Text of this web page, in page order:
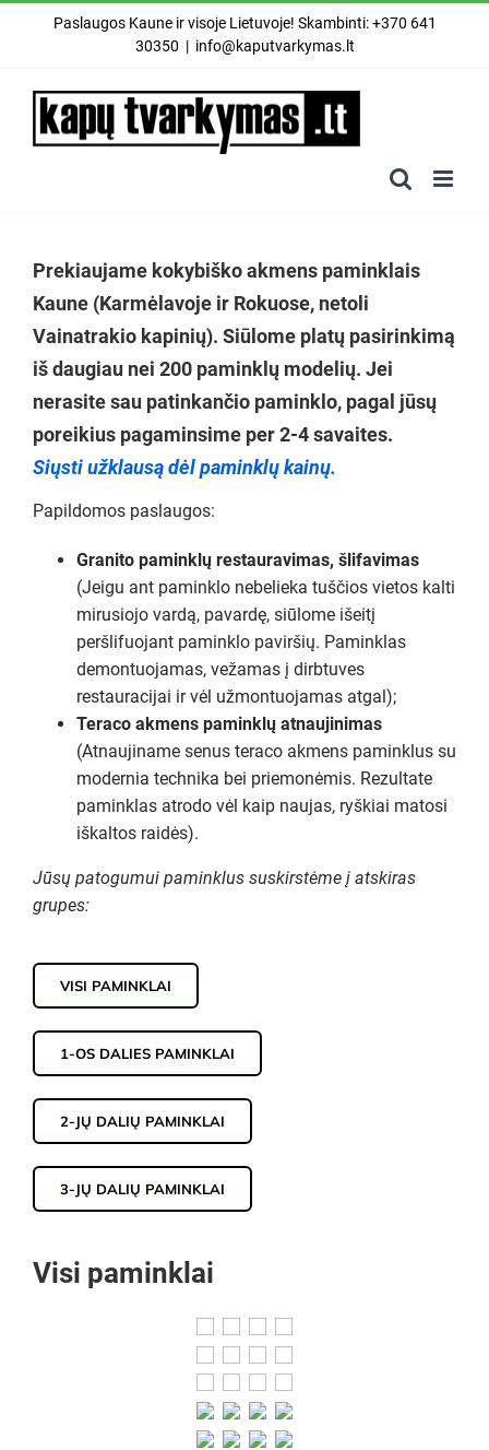
Paslaugos Kaune ir visoje Lietuvoje! Skambinti: +370 641
30350 | info@kaputvarkymas.lt
Prekiaujame kokybiško akmens paminklais
Kaune (Karmėlavoje ir Rokuose, netoli
Vainatrakio kapinių). Siūlome platų pasirinkimą
iš daugiau nei 200 paminklų modelių. Jei
nerasite sau patinkančio paminklo, pagal jūsų
poreikius pagaminsime per 2-4 savaites.
Siųsti užklausą dėl paminklų kainų.
Papildomos paslaugos:
Granito paminklų restauravimas, šlifavimas
(Jeigu ant paminklo nebelieka tuščios vietos kalti
mirusiojo vardą, pavardę, siūlome išeitį
peršlifuojant paminklo paviršių. Paminklas
demontuojamas, vežamas į dirbtuves
restauracijai ir vėl užmontuojamas atgal);
Teraco akmens paminklų atnaujinimas
(Atnaujiname senus teraco akmens paminklus su
modernia technika bei priemonėmis. Rezultate
paminklas atrodo vėl kaip naujas, ryškiai matosi
iškaltos raidės).
Jūsų patogumui paminklus suskirstėme į atskiras
grupes:
VISI PAMINKLAI
1-OS DALIES PAMINKLAI
2-JŲ DALIŲ PAMINKLAI
3-JŲ DALIŲ PAMINKLAI
Visi paminklai